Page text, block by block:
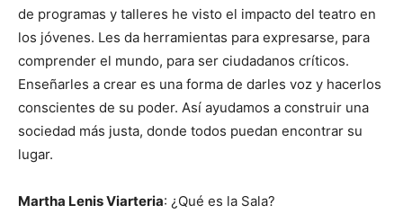
de programas y talleres he visto el impacto del teatro en
los jóvenes. Les da herramientas para expresarse, para
comprender el mundo, para ser ciudadanos críticos.
Enseñarles a crear es una forma de darles voz y hacerlos
conscientes de su poder. Así ayudamos a construir una
sociedad más justa, donde todos puedan encontrar su
lugar.
Martha Lenis Viarteria: ¿Qué es la Sala?